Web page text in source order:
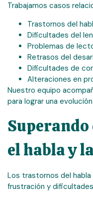
Trabajamos casos
Trastornos del
Dificultades del
Problemas de
Retrasos del
Dificultades de
Alteraciones en
Nuestro equipo
para lograr una
el habla y
Los trastornos del habla
frustración y